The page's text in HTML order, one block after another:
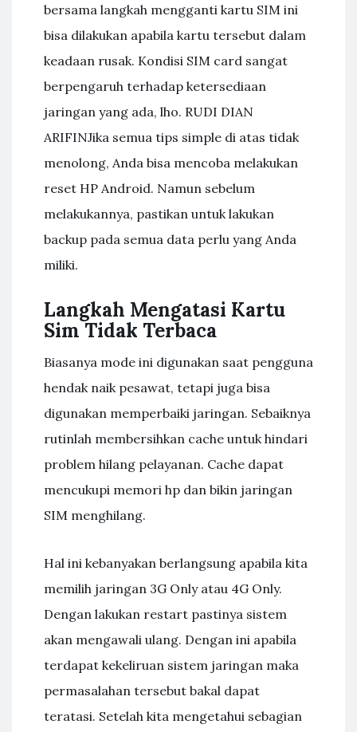
bersama langkah mengganti kartu SIM ini
bisa dilakukan apabila kartu tersebut dalam
keadaan rusak. Kondisi SIM card sangat
berpengaruh terhadap ketersediaan
jaringan yang ada, lho. RUDI DIAN
ARIFINJika semua tips simple di atas tidak
menolong, Anda bisa mencoba melakukan
reset HP Android. Namun sebelum
melakukannya, pastikan untuk lakukan
backup pada semua data perlu yang Anda
miliki.
Langkah Mengatasi Kartu
Sim Tidak Terbaca
Biasanya mode ini digunakan saat pengguna
hendak naik pesawat, tetapi juga bisa
digunakan memperbaiki jaringan. Sebaiknya
rutinlah membersihkan cache untuk hindari
problem hilang pelayanan. Cache dapat
mencukupi memori hp dan bikin jaringan
SIM menghilang.
Hal ini kebanyakan berlangsung apabila kita
memilih jaringan 3G Only atau 4G Only.
Dengan lakukan restart pastinya sistem
akan mengawali ulang. Dengan ini apabila
terdapat kekeliruan sistem jaringan maka
permasalahan tersebut bakal dapat
teratasi. Setelah kita mengetahui sebagian